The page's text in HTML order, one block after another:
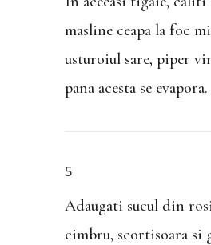
masline ceapa la foc
usturoiul sare, piper
pana acesta se evapora.
5
Adaugati sucul din
cimbru, scortisoara si